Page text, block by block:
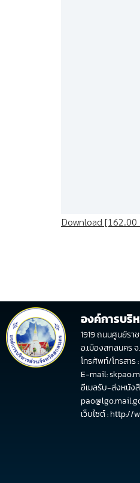
Download [162.00
องค์การบริ
1919 ถนนศูนย์รา
อ.เมืองสกลนคร
โทรศัพท์/โทรสาร
E-mail:
อีเมลรับ-ส่งหนัง
เว็บไซต์ :http://